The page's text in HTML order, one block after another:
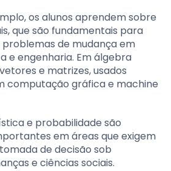
os alunos aprendem sobre
que são fundamentais para
de mudança em
e engenharia. Em álgebra
e matrizes, usados
computação gráfica e machine
e probabilidade são
em áreas que exigem
de decisão sob
e ciências sociais.